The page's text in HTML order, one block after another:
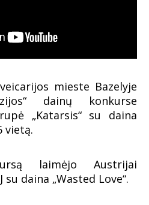
mieste Bazelyje
dainų konkurse
„Katarsis“ su daina
vietą.
laimėjo Austrijai
daina „Wasted Love“.